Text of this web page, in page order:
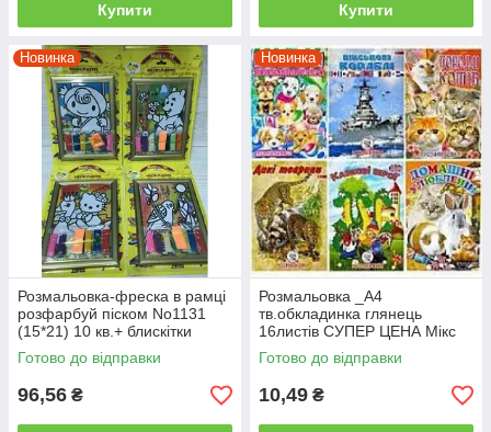
Купити Купити
Новинка
Розмальовка-фреска в рамці
розфарбуй піском No1131
(15*21) 10 кв.+ блискітки
Готово до відправки
96,56 ₴
Новинка
Розмальовка _А4
тв.обкладинка глянець
16листів СУПЕР ЦЕНА Мікс
Готово до відправки
10,49 ₴